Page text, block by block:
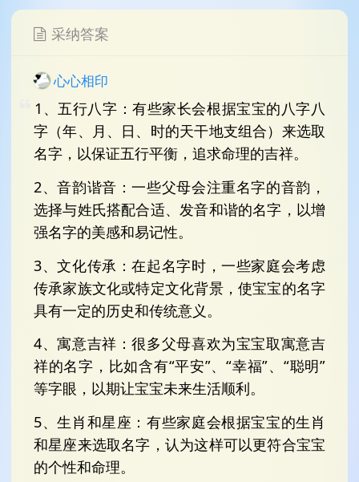
采纳答案
心心相印
1、五行八字：有些家长会根据宝宝的八字八
字（年、月、日、时的天干地支组合）来选取
名字，以保证五行平衡，追求命理的吉祥。
2、音韵谐音：一些父母会注重名字的音韵，
选择与姓氏搭配合适、发音和谐的名字，以增
强名字的美感和易记性。
3、文化传承：在起名字时，一些家庭会考虑
传承家族文化或特定文化背景，使宝宝的名字
具有一定的历史和传统意义。
4、寓意吉祥：很多父母喜欢为宝宝取寓意吉
祥的名字，比如含有“平安”、“幸福”、“聪明”
等字眼，以期让宝宝未来生活顺利。
5、生肖和星座：有些家庭会根据宝宝的生肖
和星座来选取名字，认为这样可以更符合宝宝
的个性和命理。